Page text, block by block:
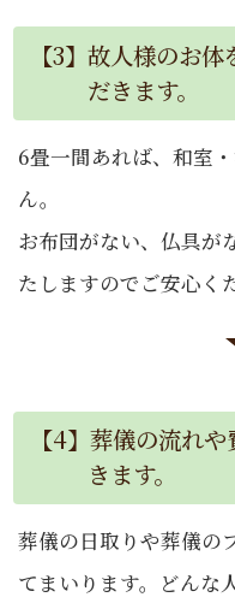
【3】故人様のお
だきます。
6畳一間あれば、和室
ん。
お布団がない、仏具が
たしますのでご安心く
【4】葬儀の流れ
きます。
葬儀の日取りや葬儀の
てまいります。どんな